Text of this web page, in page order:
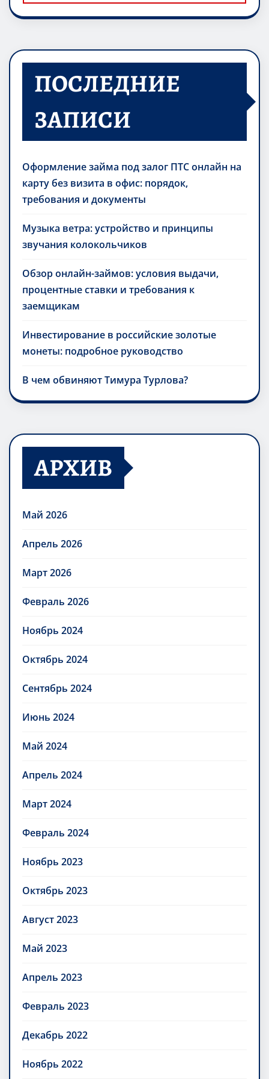
ПОСЛЕДНИЕ
ЗАПИСИ
Оформление займа под залог ПТС онлайн на
карту без визита в офис: порядок,
требования и документы
Музыка ветра: устройство и принципы
звучания колокольчиков
Обзор онлайн-займов: условия выдачи,
процентные ставки и требования к
заемщикам
Инвестирование в российские золотые
монеты: подробное руководство
В чем обвиняют Тимура Турлова?
АРХИВ
Май 2026
Апрель 2026
Март 2026
Февраль 2026
Ноябрь 2024
Октябрь 2024
Сентябрь 2024
Июнь 2024
Май 2024
Апрель 2024
Март 2024
Февраль 2024
Ноябрь 2023
Октябрь 2023
Август 2023
Май 2023
Апрель 2023
Февраль 2023
Декабрь 2022
Ноябрь 2022